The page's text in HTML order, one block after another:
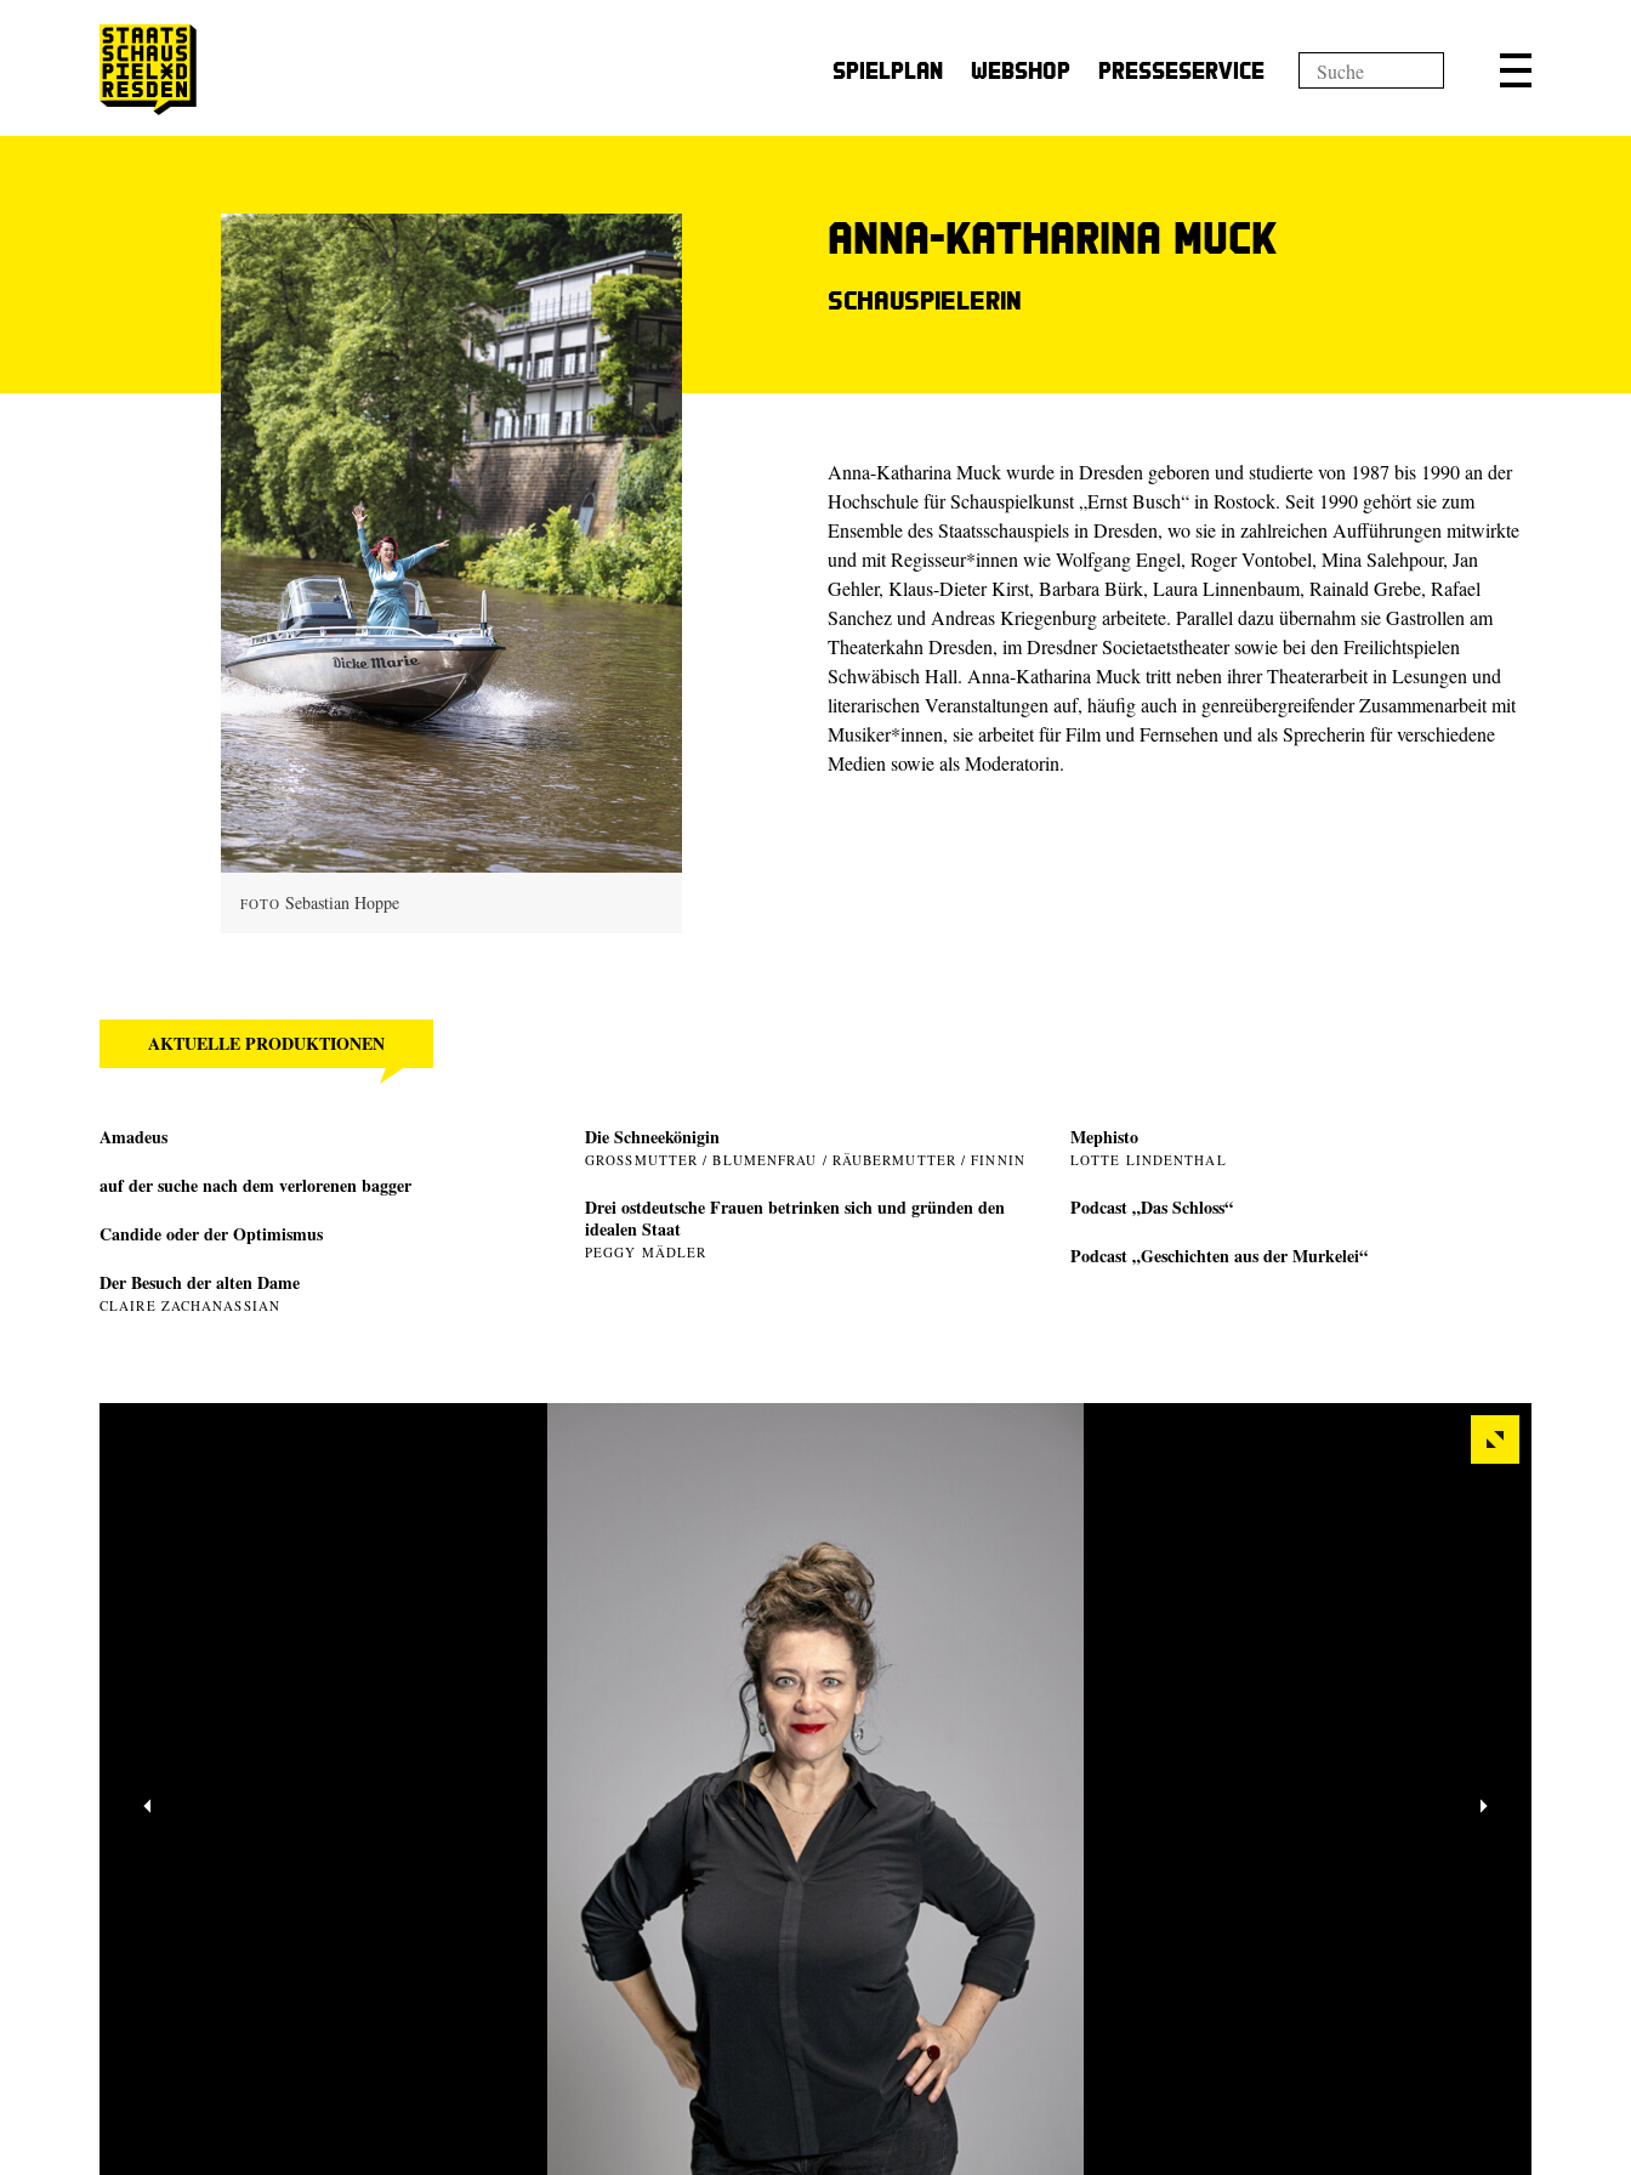
Spielplan Webshop Presseservice
FOTO Sebastian Hoppe
Anna-Katharina Muck
Schauspielerin
Anna-Katharina Muck wurde in Dresden geboren und studierte von 1987 bis 1990 an der
Hochschule für Schauspielkunst „Ernst Busch“ in Rostock. Seit 1990 gehört sie zum
Ensemble des Staatsschauspiels in Dresden, wo sie in zahlreichen Aufführungen mitwirkte
und mit Regisseur*innen wie Wolfgang Engel, Roger Vontobel, Mina Salehpour, Jan
Gehler, Klaus-Dieter Kirst, Barbara Bürk, Laura Linnenbaum, Rainald Grebe, Rafael
Sanchez und Andreas Kriegenburg arbeitete. Parallel dazu übernahm sie Gastrollen am
Theaterkahn Dresden, im Dresdner Societaetstheater sowie bei den Freilichtspielen
Schwäbisch Hall. Anna-Katharina Muck tritt neben ihrer Theaterarbeit in Lesungen und
literarischen Veranstaltungen auf, häufig auch in genreübergreifender Zusammenarbeit mit
Musiker*innen, sie arbeitet für Film und Fernsehen und als Sprecherin für verschiedene
Medien sowie als Moderatorin.
AKTUELLE PRODUKTIONEN
Amadeus
auf der suche nach dem verlorenen bagger
Candide oder der Optimismus
Der Besuch der alten Dame
CLAIRE ZACHANASSIAN
Die Schneekönigin
GROSSMUTTER / BLUMENFRAU / RÄUBERMUTTER / FINNIN
Drei ostdeutsche Frauen betrinken sich und gründen den
idealen Staat
PEGGY MÄDLER
Mephisto
LOTTE LINDENTHAL
Podcast „Das Schloss“
Podcast „Geschichten aus der Murkelei“